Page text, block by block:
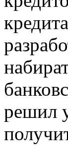
решил